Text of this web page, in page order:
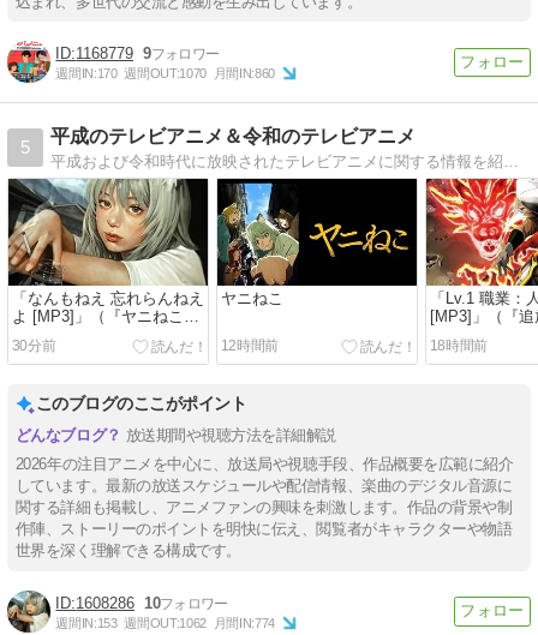
1168779 9
週間IN:170 週間OUT:1070 月間IN:860
5
平成のテレビアニメ＆令和のテレビアニメ
平成および令和時代に放映されたテレビアニメに関する情報を紹介していくブログです。
「なんもねえ 忘れらんねえ
よ [MP3]」（『ヤニねこ』
オープニングテーマ）
30分前
ヤニねこ
12時間前
「Lv.1 職業：
[MP3]」（『
生重騎士はゲ
双する』エン
18時間前
このブログのここがポイント
放送期間や視聴方法を詳細解説
2026年の注目アニメを中心に、放送局や視聴手段、作品概要を広範に紹介
しています。最新の放送スケジュールや配信情報、楽曲のデジタル音源に
関する詳細も掲載し、アニメファンの興味を刺激します。作品の背景や制
作陣、ストーリーのポイントを明快に伝え、閲覧者がキャラクターや物語
世界を深く理解できる構成です。
1608286 10
週間IN:153 週間OUT:1062 月間IN:774